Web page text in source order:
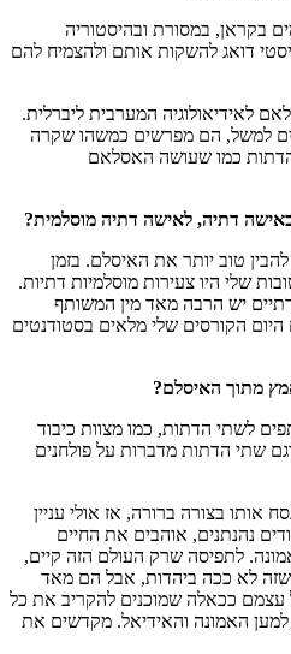
בקראן, במסורת ובהיסטוריה
דואג להשקות אותם ולהצמיח להם
לאידיאולוגיה המערבית ליברלית.
למשל, הם מפרשים כמשהו שקרה
הדתות כמו שעושה האסלאם
טוב יותר את האיסלם. בזמן
שלי היו צעירות מוסלמיות דתיות.
יש הרבה מאד מין המשותף
היום הקורסים שלי מלאים בסטודנטים
לשתי הדתות, כמו מצוות כיבוד
שתי הדתות מדברות על פולחנים
אותו בצורה ברורה, אז אולי עניין
נהנתנים, אוהבים את החיים
לתפיסה שרק העולם הזה קיים,
שזה לא ככה ביהדות, אבל הם מאד
עצמם ככאלה שמוכנים להקריב את כל
האמונה והאידיאל. מקדשים את